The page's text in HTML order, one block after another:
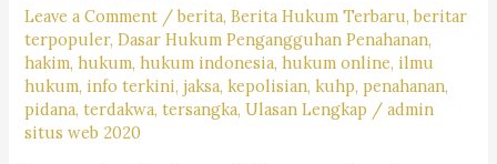
Jerman
(PAJ)
Bandung
Leave a Comment /berita,Berita Hukum Terbaru,beritar
terpopuler,Dasar Hukum Pengangguhan Penahanan,
hakim,hukum,hukum indonesia,hukum online, ilmu
hukum, info terkini,jaksa,kepolisian,kuhp,penahanan,
pidana,terdakwa,tersangka,Ulasan Lengkap /admin
situs web 2020